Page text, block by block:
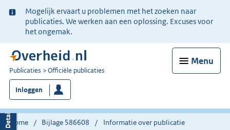
Ter
informatie:
Mogelijk ervaart u problemen met het zoeken naar
publicaties. We werken aan een oplossing. Excuses voor
het ongemak.
Menu
U
bent
nu
hier:
Publicaties Officiële publicaties
Inloggen
Home Bijlage 586608 Informatie over publicatie